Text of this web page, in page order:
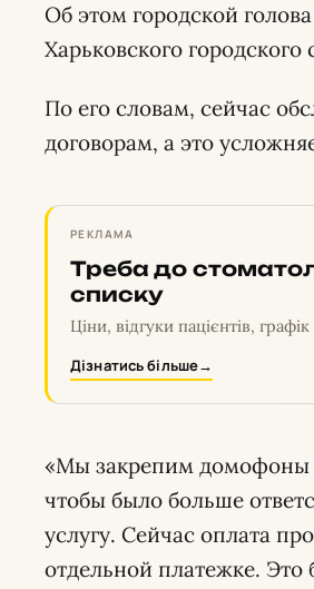
Об этом городской
Харьковского городского
По его словам, сейчас
договорам, а это
РЕКЛАМА
Треба до
списку
Ціни, відгуки пацієнтів,
Дізнатись більше→
«Мы закрепим домофоны
чтобы было больше
услугу. Сейчас оплата
отдельной платежке. Это